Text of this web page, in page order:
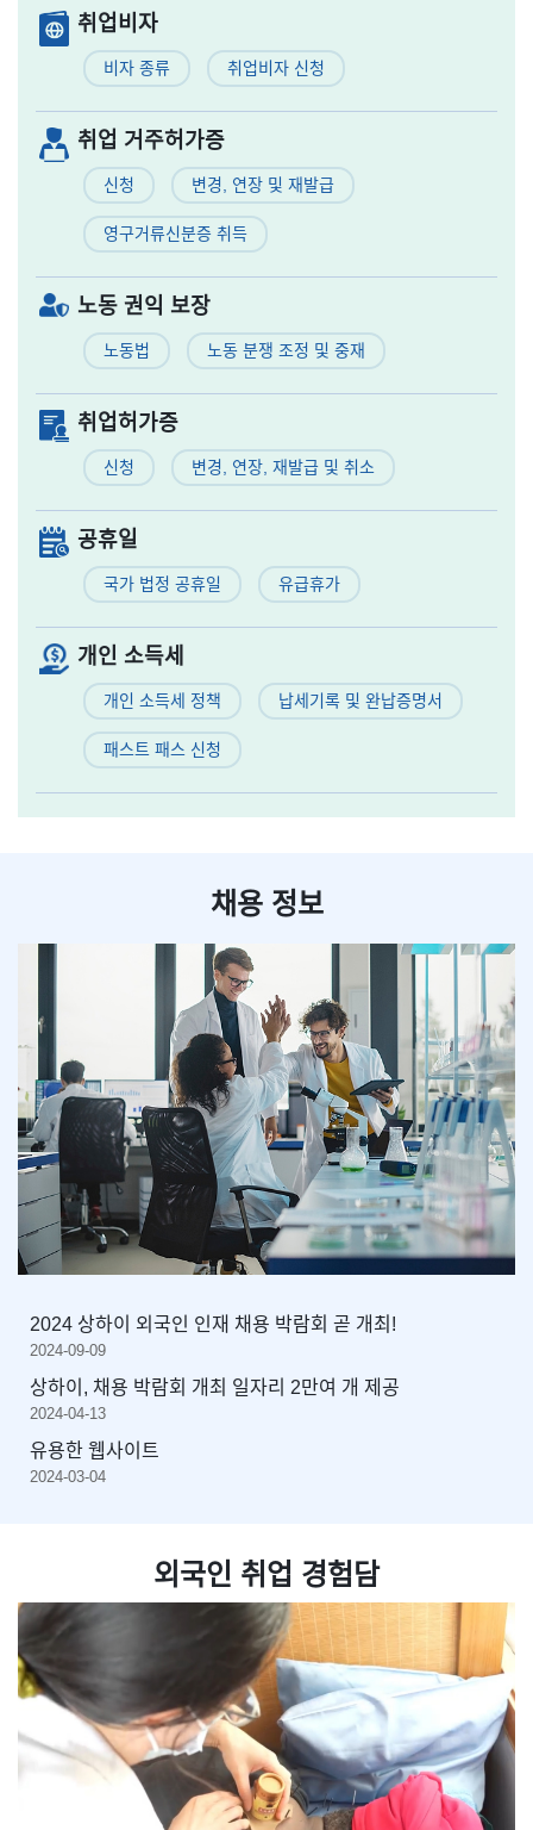
취업비자
비자 종류 취업비자 신청
취업 거주허가증
신청 변경, 연장 및 재발급
영구거류신분증 취득
노동 권익 보장
노동법 노동 분쟁 조정 및 중재
취업허가증
신청 변경, 연장, 재발급 및 취소
공휴일
국가 법정 공휴일 유급휴가
개인 소득세
개인 소득세 정책 납세기록 및 완납증명서
패스트 패스 신청
채용 정보
2024 상하이 외국인 인재 채용 박람회 곧 개최!
2024-09-09
상하이, 채용 박람회 개최 일자리 2만여 개 제공
2024-04-13
유용한 웹사이트
2024-03-04
외국인 취업 경험담